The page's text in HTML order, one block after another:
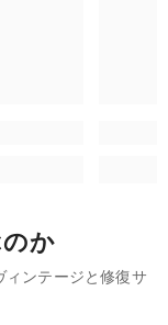
か
ンテージと修復サ